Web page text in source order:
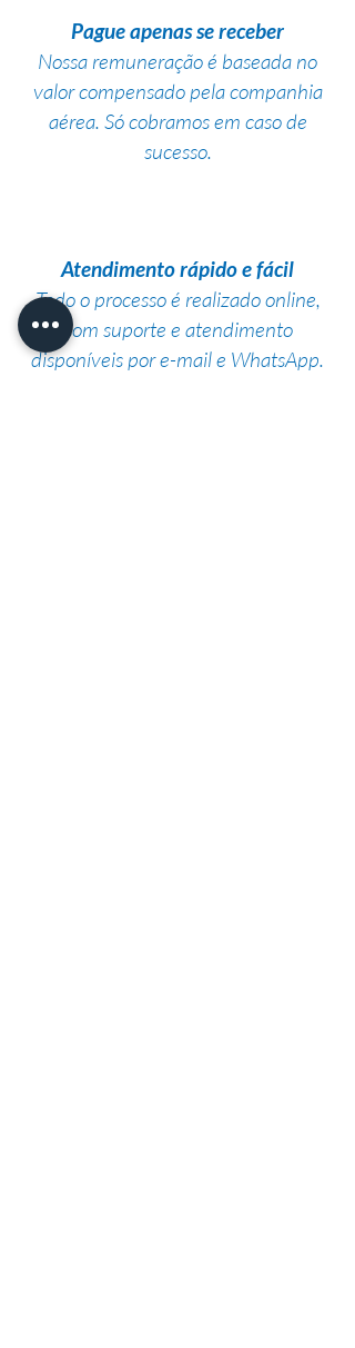
Pague apenas se receber
Nossa remuneração é baseada no
valor compensado pela companhia
aérea. Só cobramos em caso de
sucesso.
Atendimento rápido e fácil
Todo o processo é realizado online,
com suporte e atendimento
disponíveis por e-mail e WhatsApp.